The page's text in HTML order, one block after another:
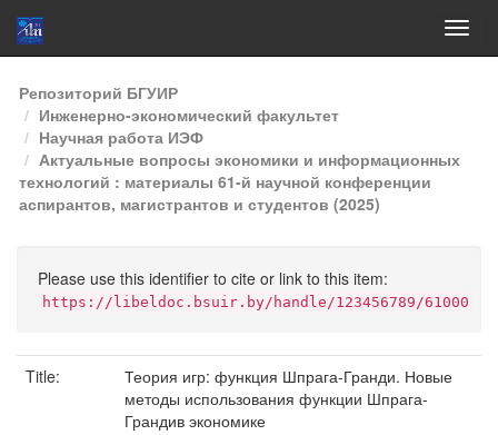
Skip
navigation
Репозиторий БГУИР
Инженерно-экономический факультет
Научная работа ИЭФ
Актуальные вопросы экономики и информационных
технологий : материалы 61-й научной конференции
аспирантов, магистрантов и студентов (2025)
Please use this identifier to cite or link to this item:
https://libeldoc.bsuir.by/handle/123456789/61000
Title:
Теория игр: функция Шпрага-Гранди. Новые
методы использования функции Шпрага-
Грандив экономике